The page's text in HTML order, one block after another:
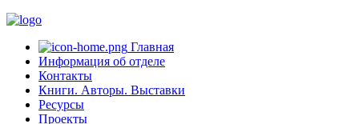
Главная
Информация об отделе
Контакты
Книги. Авторы. Выставки
Ресурсы
Проекты